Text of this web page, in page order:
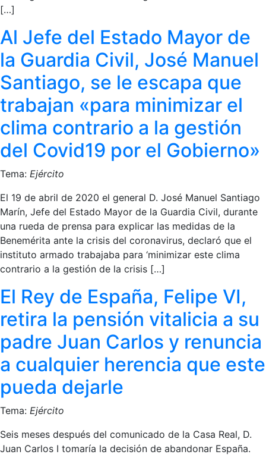
[…]
Al Jefe del Estado Mayor de
la Guardia Civil, José Manuel
Santiago, se le escapa que
trabajan «para minimizar el
clima contrario a la gestión
del Covid19 por el Gobierno»
Tema: Ejército
El 19 de abril de 2020 el general D. José Manuel Santiago
Marín, Jefe del Estado Mayor de la Guardia Civil, durante
una rueda de prensa para explicar las medidas de la
Benemérita ante la crisis del coronavirus, declaró que el
instituto armado trabajaba para ‘minimizar este clima
contrario a la gestión de la crisis […]
El Rey de España, Felipe VI,
retira la pensión vitalicia a su
padre Juan Carlos y renuncia
a cualquier herencia que este
pueda dejarle
Tema: Ejército
Seis meses después del comunicado de la Casa Real, D.
Juan Carlos I tomaría la decisión de abandonar España.